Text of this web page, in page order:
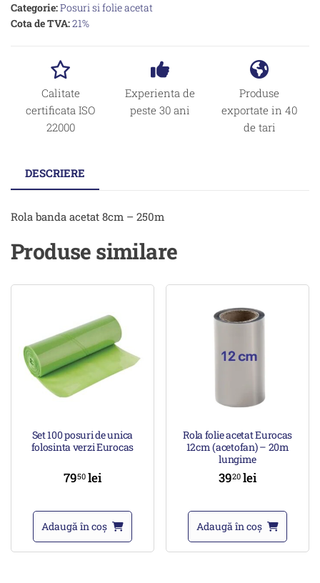
Categorie:Posuri si folie acetat
Cota de TVA:21%
Calitate
certificata ISO
22000
Experienta de
peste 30 ani
Produse
exportate in 40
de tari
DESCRIERE
Rola banda acetat 8cm – 250m
Produse similare
Set 100 posuri de unica
folosinta verzi Eurocas
7950 lei
Adaugă în coș
Rola folie acetat Eurocas
12cm (acetofan) – 20m
lungime
3920lei
Adaugă în coș